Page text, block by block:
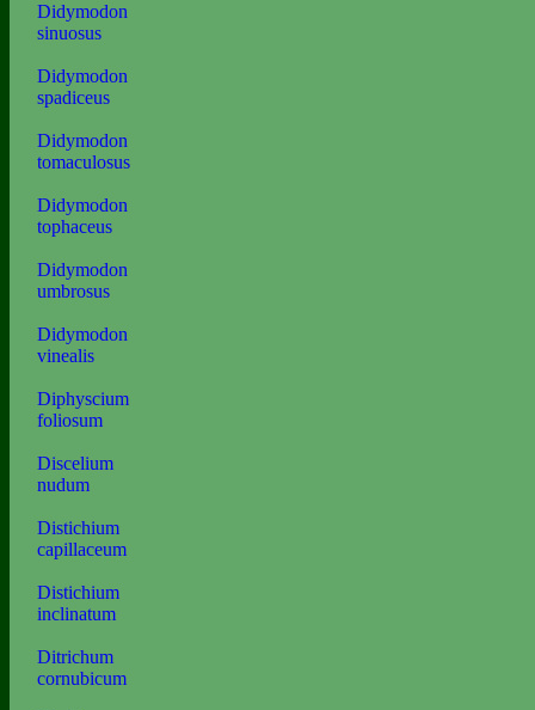
Didymodon
sinuosus
Didymodon
spadiceus
Didymodon
tomaculosus
Didymodon
tophaceus
Didymodon
umbrosus
Didymodon
vinealis
Diphyscium
foliosum
Discelium
nudum
Distichium
capillaceum
Distichium
inclinatum
Ditrichum
cornubicum